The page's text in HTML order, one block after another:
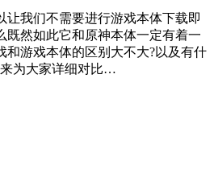
让我们不需要进行游戏本体下载即
既然如此它和原神本体一定有着一
和游戏本体的区别大不大?以及有什
为大家详细对比…